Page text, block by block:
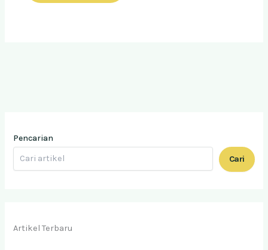
Pencarian
Cari
Artikel Terbaru